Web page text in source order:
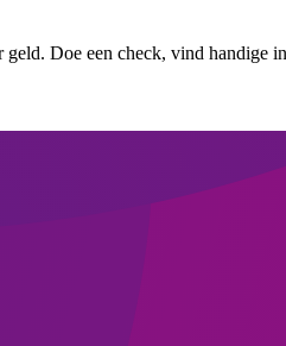
Doe een check, vind handige